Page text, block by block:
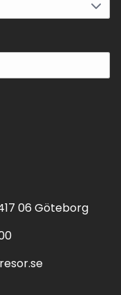
06 Göteborg